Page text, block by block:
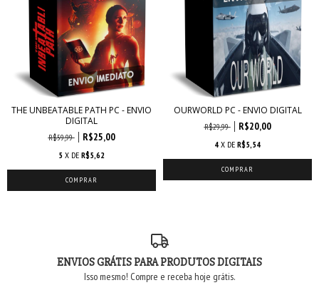
THE UNBEATABLE PATH PC - ENVIO
DIGITAL
R$59,99 R$25,00
5 X DE R$5,62
OURWORLD PC - ENVIO DIGITAL
R$29,99 R$20,00
4 X DE R$5,54
ENVIOS GRÁTIS PARA PRODUTOS DIGITAIS
Isso mesmo! Compre e receba hoje grátis.